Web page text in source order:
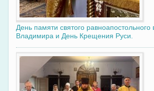
День памяти святого равноапостольного
Владимира и День Крещения Руси.